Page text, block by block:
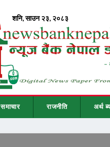
समाचार राजनीति अर्थ